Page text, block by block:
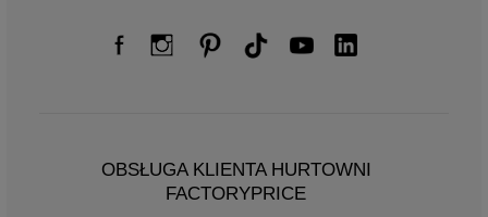
OBSŁUGA KLIENTA HURTOWNI
FACTORYPRICE